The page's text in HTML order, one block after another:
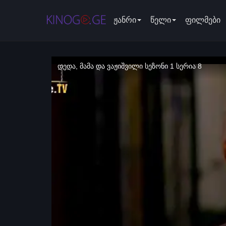
ჟანრი წელი ფილმები